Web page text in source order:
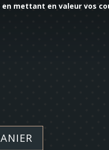
mettant en valeur vos